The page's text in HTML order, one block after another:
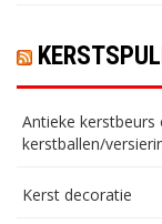
Antieke kerstbeurs
kerstballen/
Kerst decoratie